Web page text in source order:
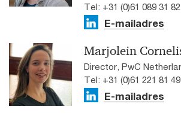
Tel: +31 (0)61 089 31 82
E-mailadres
Marjolein
Director, PwC
Tel: +31 (0)61 221 81 49
E-mailadres